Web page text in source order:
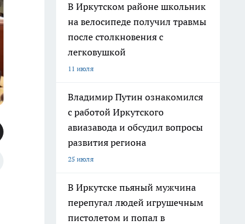
В Иркутском районе школьник
на велосипеде получил травмы
после столкновения с
легковушкой
11 июля
Владимир Путин ознакомился
с работой Иркутского
авиазавода и обсудил вопросы
развития региона
25 июля
В Иркутске пьяный мужчина
перепугал людей игрушечным
пистолетом и попал в